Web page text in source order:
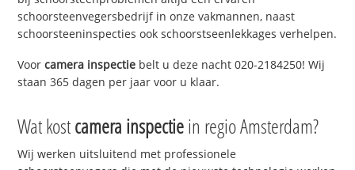
schoorsteenvegersbedrijf in onze vakmannen, naast
schoorsteeninspecties ook schoorstseenlekkages verhelpen.
Voorcamera inspectie belt u deze nacht 020-2184250! Wij
staan 365 dagen per jaar voor u klaar.
Wat kostcamera inspectiein regio Amsterdam?
Wij werken uitsluitend met professionele